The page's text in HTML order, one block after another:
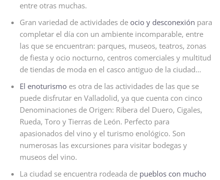
entre otras muchas.
Gran variedad de actividades de ocio y desconexión para
completar el día con un ambiente incomparable, entre
las que se encuentran: parques, museos, teatros, zonas
de fiesta y ocio nocturno, centros comerciales y multitud
de tiendas de moda en el casco antiguo de la ciudad…
El enoturismo es otra de las actividades de las que se
puede disfrutar en Valladolid, ya que cuenta con cinco
Denominaciones de Origen: Ribera del Duero, Cigales,
Rueda, Toro y Tierras de León. Perfecto para
apasionados del vino y el turismo enológico. Son
numerosas las excursiones para visitar bodegas y
museos del vino.
La ciudad se encuentra rodeada de pueblos con mucho